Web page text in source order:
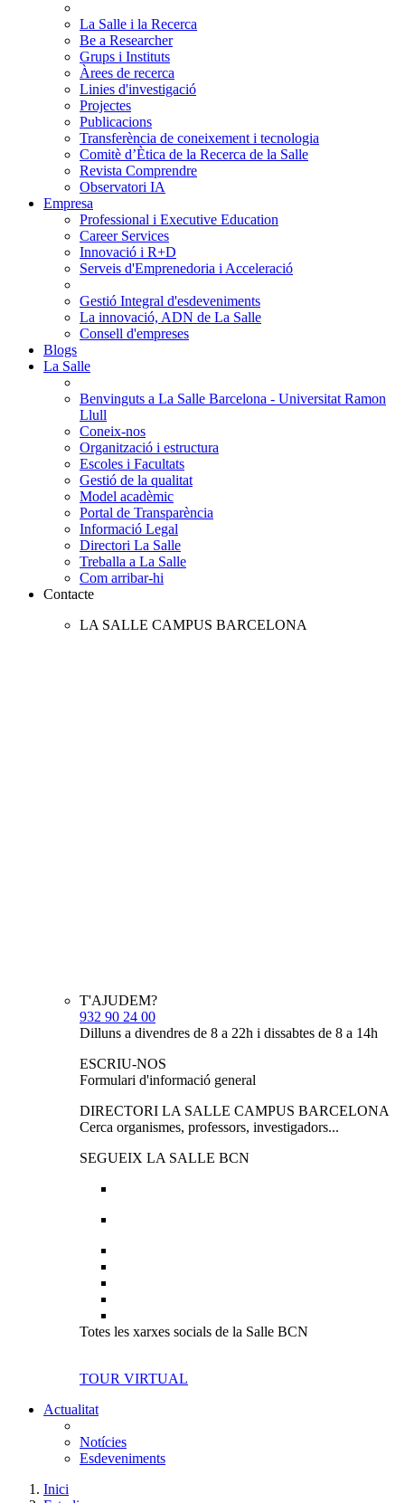
La Salle i la Recerca
Be a Researcher
Grups i Instituts
Àrees de recerca
Linies d'investigació
Projectes
Publicacions
Transferència de coneixement i tecnologia
Comitè d’Ètica de la Recerca de la Salle
Revista Comprendre
Observatori IA
Empresa
Professional i Executive Education
Career Services
Innovació i R+D
Serveis d'Emprenedoria i Acceleració
Gestió Integral d'esdeveniments
La innovació, ADN de La Salle
Consell d'empreses
Blogs
La Salle
Benvinguts a La Salle Barcelona - Universitat Ramon
Llull
Coneix-nos
Organització i estructura
Escoles i Facultats
Gestió de la qualitat
Model acadèmic
Portal de Transparència
Informació Legal
Directori La Salle
Treballa a La Salle
Com arribar-hi
Contacte
LA SALLE CAMPUS BARCELONA
T'AJUDEM?
932 90 24 00
Dilluns a divendres de 8 a 22h i dissabtes de 8 a 14h
ESCRIU-NOS
Formulari d'informació general
DIRECTORI LA SALLE CAMPUS BARCELONA
Cerca organismes, professors, investigadors...
SEGUEIX LA SALLE BCN
Totes les xarxes socials de la Salle BCN
TOUR VIRTUAL
Actualitat
Notícies
Esdeveniments
Inici